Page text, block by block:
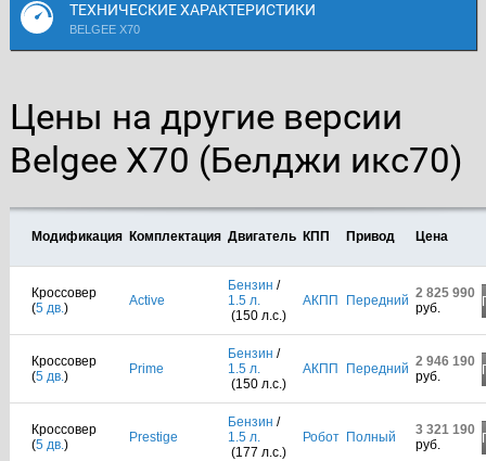
ТЕХНИЧЕСКИЕ ХАРАКТЕРИСТИКИ
BELGEE X70
Цены на другие версии
Belgee X70 (Белджи икс70)
Модификация Комплектация Двигатель КПП Привод Цена
Кроссовер
(5 дв.) Active
Бензин /
1.5 л.
(150 л.с.)
АКПП Передний 2 825 990
руб.
Кроссовер
(5 дв.) Prime
Бензин /
1.5 л.
(150 л.с.)
АКПП Передний 2 946 190
руб.
Кроссовер
(5 дв.) Prestige
Бензин /
1.5 л.
(177 л.с.)
Робот Полный
3 321 190
руб.